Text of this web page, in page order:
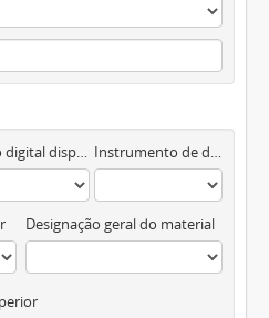
Objeto digital disponível Instrumento de descrição documental
Designação geral do material